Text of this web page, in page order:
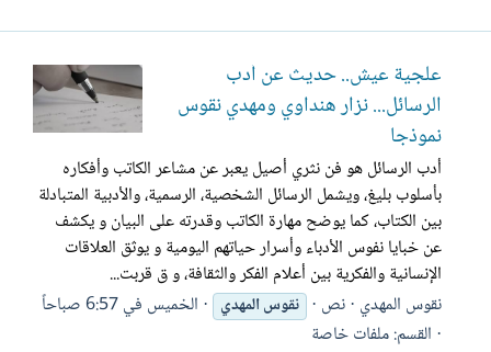
علجية عيش.. حديث عن أدب
الرسائل... نزار هنداوي ومهدي نقوس
نموذجا
أدب الرسائل هو فن نثري أصيل يعبر عن مشاعر الكاتب وأفكاره
بأسلوب بليغ، ويشمل الرسائل الشخصية، الرسمية، والأدبية المتبادلة
بين الكتاب، كما يوضح مهارة الكاتب وقدرته على البيان و يكشف
عن خبايا نفوس الأدباء وأسرار حياتهم اليومية و يوثق العلاقات
الإنسانية والفكرية بين أعلام الفكر والثقافة، و ق قربت...
نقوس المهدي نص نقوسالمهدي
الخميس في 6:57 صباحاً
القسم:ملفات خاصة